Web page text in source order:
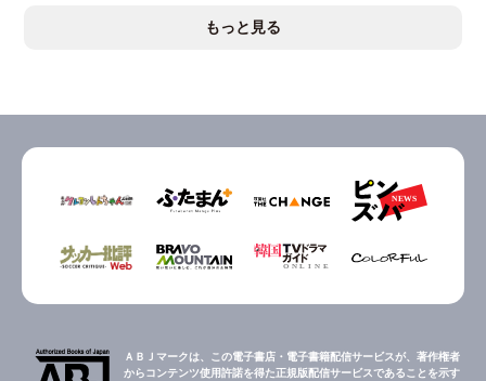
もっと見る
ＡＢＪマークは、この電子書店・電子書籍配信サービスが、著作権者
からコンテンツ使用許諾を得た正規版配信サービスであることを示す